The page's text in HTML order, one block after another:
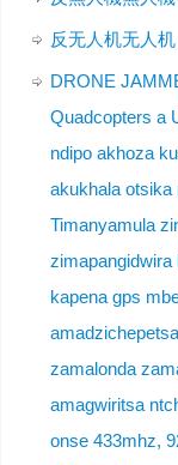
反无人机无人
DRONE
Quadcopters a
ndipo akhoza
akukhala otsika
Timanyamula
zimapangidwira
kapena gps
zamalonda
amagwiritsa
onse 433mhz,